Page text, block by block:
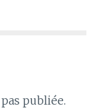
publiée.